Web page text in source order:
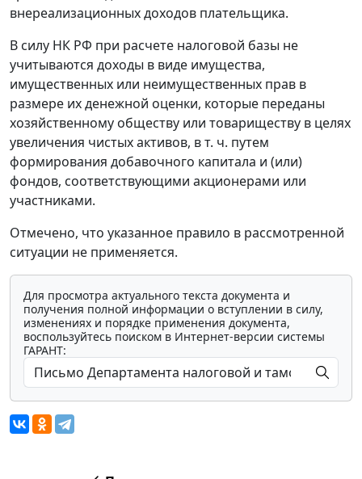
внереализационных доходов плательщика.
В силу НК РФ при расчете налоговой базы не
учитываются доходы в виде имущества,
имущественных или неимущественных прав в
размере их денежной оценки, которые переданы
хозяйственному обществу или товариществу в целях
увеличения чистых активов, в т. ч. путем
формирования добавочного капитала и (или)
фондов, соответствующими акционерами или
участниками.
Отмечено, что указанное правило в рассмотренной
ситуации не применяется.
Для просмотра актуального текста документа и
получения полной информации о вступлении в силу,
изменениях и порядке применения документа,
воспользуйтесь поиском в Интернет-версии системы
ГАРАНТ: